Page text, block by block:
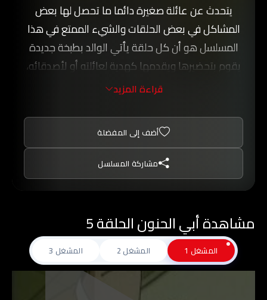
يتحدث عن عائلة صغيرة دائما ما تحصل لها بعض
المشاكل في بعض الحلقات والشيء الممتع في هذا
المسلسل هو أن كل حلقة يأتي الوالد بطبخة جديدة
يقوم بتحضيرها ويقدمها كهدية لعائلته أو لأصدقائه،
ويغلب دائما على المسلسل الطابع التعليمي لكن
قراءة المزيد
أضف إلى المفضلة
مشاركة المسلسل
مشاهدة أبي الحنون الحلقة 5
المشغل 1 المشغل 2 المشغل 3